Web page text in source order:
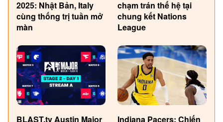
2025: Nhật Bản, Italy
cùng thống trị tuần mở
màn
chạm trán thế hệ tại
chung kết Nations
League
BLAST.tv Austin Major
Indiana Pacers: Chiến